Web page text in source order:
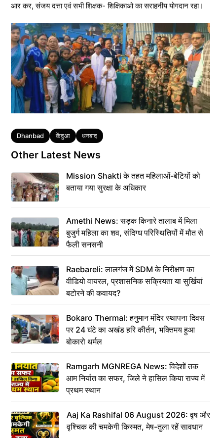
आर कर, संजय दत्ता एवं सभी शिक्षक- शिक्षिकाओ का सराहनीय योगदान रहा।
Tags
Dhanbad केंदुआ धनबाद
Other Latest News
Mission Shakti के तहत महिलाओं-बेटियों को
बताया गया सुरक्षा के अधिकार
Amethi News: सड़क किनारे तालाब में मिला
बुजुर्ग महिला का शव, संदिग्ध परिस्थितियों में मौत से
फैली सनसनी
Raebareli: लालगंज में SDM के निरीक्षण का
वीडियो वायरल, प्रशासनिक सक्रियता या सुर्खियां
बटोरने की कवायद?
Bokaro Thermal: हनुमान मंदिर स्थापना दिवस
पर 24 घंटे का अखंड हरि कीर्तन, भक्तिमय हुआ
बोकारो थर्मल
Ramgarh MGNREGA News: विदेशों तक
आम निर्यात का सफर, जिले ने हासिल किया राज्य में
प्रथम स्थान
Aaj Ka Rashifal 06 August 2026: वृष और
वृश्चिक की चमकेगी किस्मत, मेष-तुला रहें सावधान